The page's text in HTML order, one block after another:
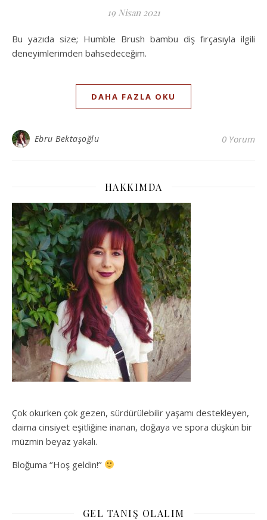
19 Nisan 2021
Bu yazıda size; Humble Brush bambu diş fırçasıyla ilgili
deneyimlerimden bahsedeceğim.
DAHA FAZLA OKU
Ebru Bektaşoğlu 0 Yorum
HAKKIMDA
Çok okurken çok gezen, sürdürülebilir yaşamı destekleyen,
daima cinsiyet eşitliğine inanan, doğaya ve spora düşkün bir
müzmin beyaz yakalı.
Bloğuma ‘’Hoş geldin!’’
GEL TANIŞ OLALIM